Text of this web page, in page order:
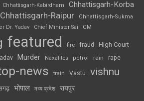
Chhattisgarh-Kabirdham Chhattisgarh-Korba
Chhattisgarh-Raipur
Chhattisgarh-Sukma
Dr. Yadav Chief Minister Sai CM
featured fire fraud High Court
Murder Naxalites petrol rain rape
news train Vastu vishnu
भोपाल मध्य प्रदेश रायपुर